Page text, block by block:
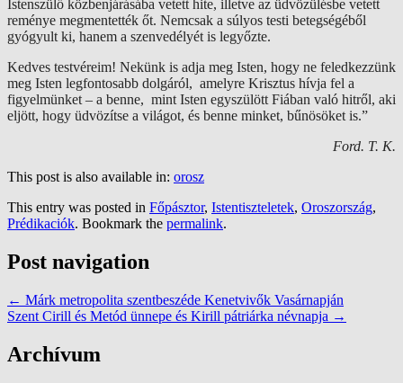
Istenszülő közbenjárásába vetett hite, illetve az üdvözülésbe vetett
reménye megmentették őt. Nemcsak a súlyos testi betegségéből
gyógyult ki, hanem a szenvedélyét is legyőzte.
Kedves testvéreim! Nekünk is adja meg Isten, hogy ne feledkezzünk
meg Isten legfontosabb dolgáról, amelyre Krisztus hívja fel a
figyelmünket – a benne, mint Isten egyszülött Fiában való hitről, aki
eljött, hogy üdvözítse a világot, és benne minket, bűnösöket is.”
Ford. T. K.
This post is also available in: orosz
This entry was posted in Főpásztor, Istentiszteletek, Oroszország,
Prédikaciók. Bookmark the permalink.
Post navigation
← Márk metropolita szentbeszéde Kenetvivők Vasárnapján
Szent Cirill és Metód ünnepe és Kirill pátriárka névnapja →
Archívum